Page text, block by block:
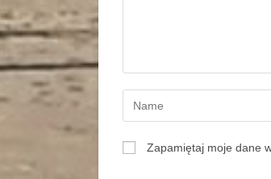
Zapamiętaj moje dane